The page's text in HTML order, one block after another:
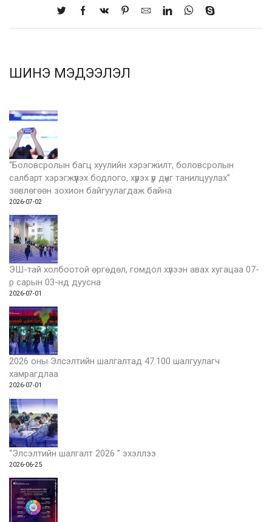
ШИНЭ МЭДЭЭЛЭЛ
“Боловсролын багц хуулийн хэрэгжилт, боловсролын
салбарт хэрэгжүүлэх бодлого, хүрэх үр дүнг танилцуулах”
зөвлөгөөн зохион байгуулагдаж байна
2026-07-02
ЭШ-тай холбоотой өргөдөл, гомдол хүлээн авах хугацаа 07-
р сарын 03-нд дуусна
2026-07-01
2026 оны Элсэлтийн шалгалтад 47.100 шалгуулагч
хамрагдлаа
2026-07-01
“Элсэлтийн шалгалт 2026 ” эхэллээ
2026-06-25